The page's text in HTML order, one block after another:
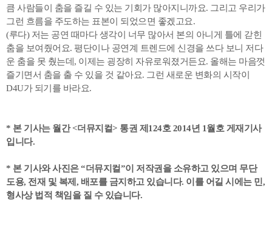
큼 사람들이 춤을 즐길 수 있는 기회가 많아지니까요. 그리고 우리가
그런 흐름을 주도하는 표본이 되었으면 좋겠고요.
(루다) 저는 공연 때마다 생각이 너무 많아서 본의 아니게 틀에 갇힌
춤을 보여줬어요. 평단이나 공연계 트렌드에 신경을 쓰다 보니 저다
운 춤을 못 췄는데, 이제는 굉장히 자유로워졌거든요. 올해는 마음껏
즐기면서 춤을 출 수 있을 것 같아요. 그런 새로운 변화의 시작이
D4U가 되기를 바라요.
* 본 기사는 월간 <더뮤지컬> 통권 제124호 2014년 1월호 게재기사
입니다.
* 본 기사와 사진은 “더뮤지컬”이 저작권을 소유하고 있으며 무단
도용, 전재 및 복제, 배포를 금지하고 있습니다. 이를 어길 시에는 민,
형사상 법적 책임을 질 수 있습니다.